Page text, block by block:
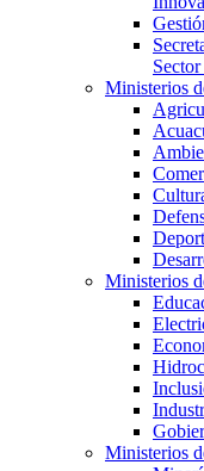
Ministerios
Ministerios
Ministerios